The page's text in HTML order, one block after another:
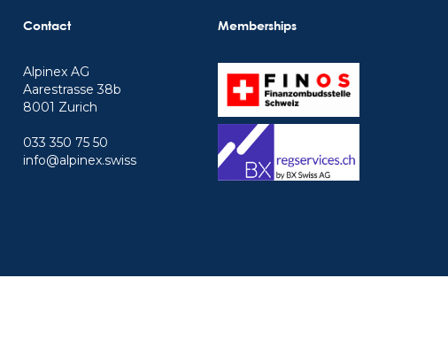
Contact
Alpinex AG
Aarestrasse 38b
8001 Zurich
033 350 75 50
info@alpinex.swiss
Memberships